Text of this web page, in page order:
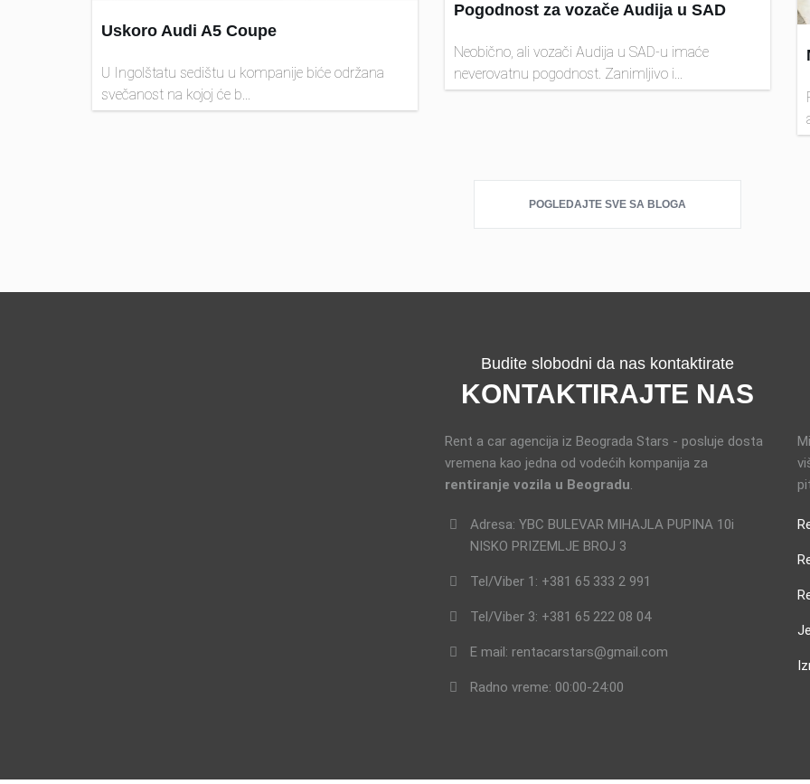
Uskoro Audi A5 Coupe
U Ingolštatu sedištu u kompanije biće održana
svečanost na kojoj će b...
Pogodnost za vozače Audija u SAD
Neobično, ali vozači Audija u SAD-u imaće
neverovatnu pogodnost. Zanimljivo i...
POGLEDAJTE SVE SA BLOGA
Budite slobodni da nas kontaktirate
KONTAKTIRAJTE NAS
Rent a car agencija iz Beograda Stars - posluje dosta
vremena kao jedna od vodećih kompanija za
rentiranje vozila u Beogradu.
Adresa: YBC BULEVAR MIHAJLA PUPINA 10i
NISKO PRIZEMLJE BROJ 3
Tel/Viber 1: +381 65 333 2 991
Tel/Viber 3: +381 65 222 08 04
E mail: rentacarstars@gmail.com
Radno vreme: 00:00-24:00